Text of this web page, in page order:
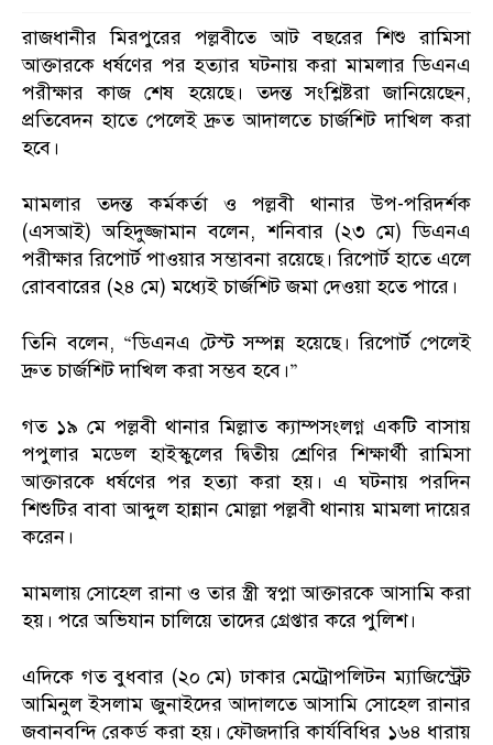
রাজধানীর মিরপুরের পল্লবীতে আট বছরের শিশু রামিসা
আক্তারকে ধর্ষণের পর হত্যার ঘটনায় করা মামলার ডিএনএ
পরীক্ষার কাজ শেষ হয়েছে। তদন্ত সংশ্লিষ্টরা জানিয়েছেন,
প্রতিবেদন হাতে পেলেই দ্রুত আদালতে চার্জশিট দাখিল করা
হবে।
মামলার তদন্ত কর্মকর্তা ও পল্লবী থানার উপ-পরিদর্শক
(এসআই) অহিদুজ্জামান বলেন, শনিবার (২৩ মে) ডিএনএ
পরীক্ষার রিপোর্ট পাওয়ার সম্ভাবনা রয়েছে। রিপোর্ট হাতে এলে
রোববারের (২৪ মে) মধ্যেই চার্জশিট জমা দেওয়া হতে পারে।
তিনি বলেন, “ডিএনএ টেস্ট সম্পন্ন হয়েছে। রিপোর্ট পেলেই
দ্রুত চার্জশিট দাখিল করা সম্ভব হবে।”
গত ১৯ মে পল্লবী থানার মিল্লাত ক্যাম্পসংলগ্ন একটি বাসায়
পপুলার মডেল হাইস্কুলের দ্বিতীয় শ্রেণির শিক্ষার্থী রামিসা
আক্তারকে ধর্ষণের পর হত্যা করা হয়। এ ঘটনায় পরদিন
শিশুটির বাবা আব্দুল হান্নান মোল্লা পল্লবী থানায় মামলা দায়ের
করেন।
মামলায় সোহেল রানা ও তার স্ত্রী স্বপ্না আক্তারকে আসামি করা
হয়। পরে অভিযান চালিয়ে তাদের গ্রেপ্তার করে পুলিশ।
এদিকে গত বুধবার (২০ মে) ঢাকার মেট্রোপলিটন ম্যাজিস্ট্রেট
আমিনুল ইসলাম জুনাইদের আদালতে আসামি সোহেল রানার
জবানবন্দি রেকর্ড করা হয়। ফৌজদারি কার্যবিধির ১৬৪ ধারায়